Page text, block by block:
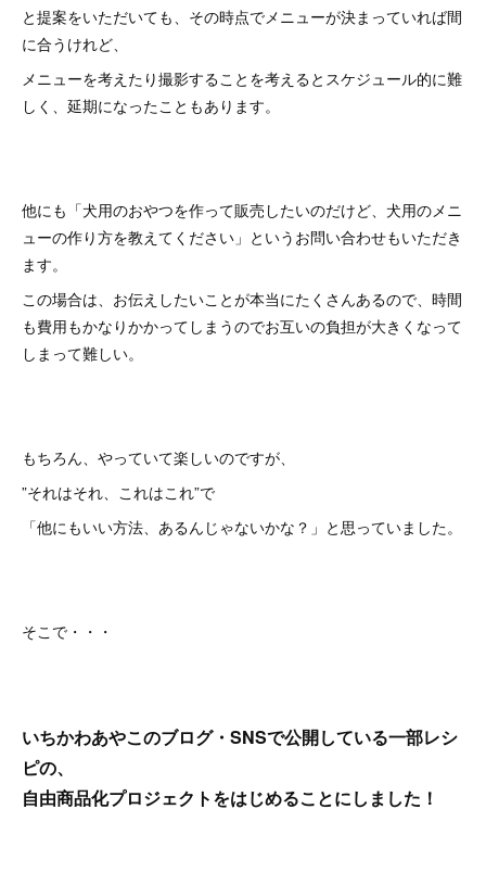
と提案をいただいても、その時点でメニューが決まっていれば間
に合うけれど、
メニューを考えたり撮影することを考えるとスケジュール的に難
しく、延期になったこともあります。
他にも「犬用のおやつを作って販売したいのだけど、犬用のメニ
ューの作り方を教えてください」というお問い合わせもいただき
ます。
この場合は、お伝えしたいことが本当にたくさんあるので、時間
も費用もかなりかかってしまうのでお互いの負担が大きくなって
しまって難しい。
もちろん、やっていて楽しいのですが、
”それはそれ、これはこれ”で
「他にもいい方法、あるんじゃないかな？」と思っていました。
そこで・・・
いちかわあやこのブログ・SNSで公開している一部レシ
ピの、
自由商品化プロジェクトをはじめることにしました！